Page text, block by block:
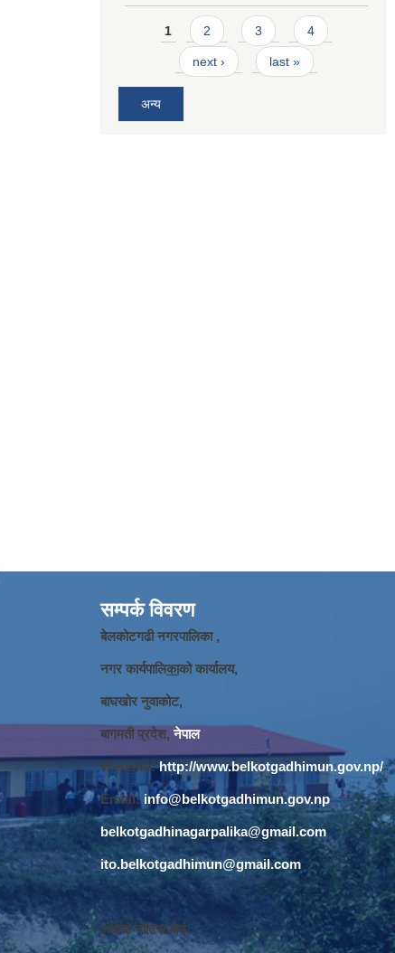
Pages
1 2 3 4
next › last »
अन्य
सम्पर्क विवरण
बेलकोटगढी नगरपालिका ,
नगर कार्यपालिकाको कार्यालय,
बाघखोर नुवाकोट,
बागमती प्रदेश, नेपाल
Website:http://www.belkotgadhimun.gov.np/
Email: info@belkotgadhimun.gov.np
belkotgadhinagarpalika@gmail.com
ito.belkotgadhimun@gmail.com
अडियो नोटिस बोर्ड :